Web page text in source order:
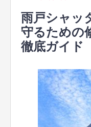
雨戸シャッ
守るための
徹底ガイド